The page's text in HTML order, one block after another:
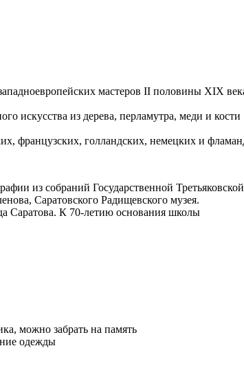
мастеров II половины XIX
искусства из дерева, перламутра, меди и кости
французских, голландских, немецких и
из собраний Государственной Третьяковской
Саратовского Радищевского музея.
Саратова. К 70-летию основания школы
можно забрать на память
одежды